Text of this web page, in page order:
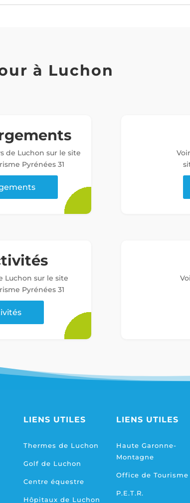
à Luchon
de Luchon sur le site
Pyrénées 31
Luchon sur le site
Pyrénées 31
LIENS UTILES
Thermes de Luchon
Golf de Luchon
Centre équestre
Hôpitaux de Luchon
LIENS UTILES
Haute Garonne-
Montagne
Office de Tourisme
P.E.T.R.